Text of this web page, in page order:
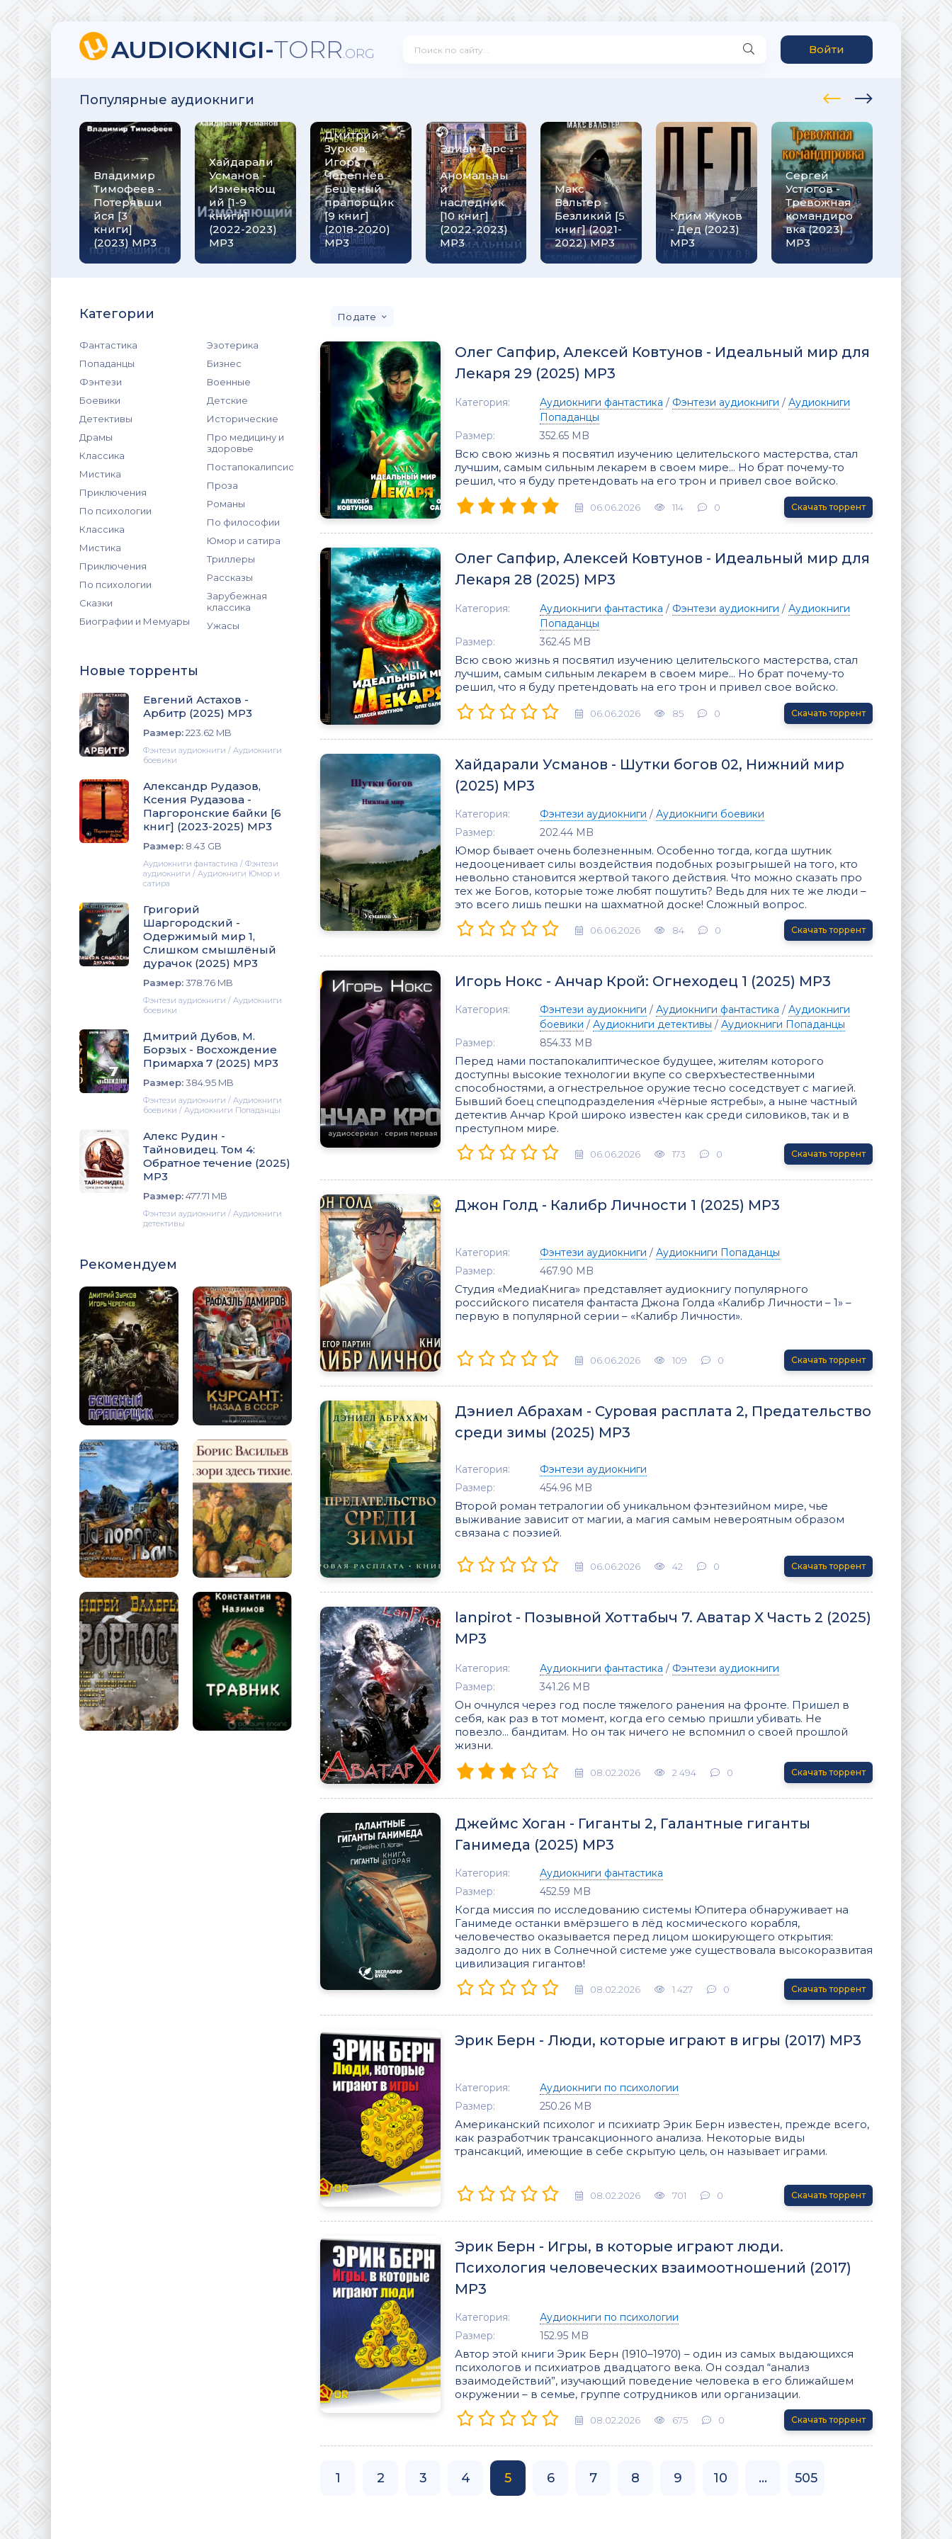
AUDIOKNIGI-TORR.ORG Войти
Популярные аудиокниги
Владимир
Тимофеев -
Потерявши
йся [3
книги]
(2023) МР3
Хайдарали
Усманов -
Изменяющ
ий [1-9
книги]
(2022-2023)
МР3
Дмитрий
Зурков,
Игорь
Черепнёв -
Бешеный
прапорщик
[9 книг]
(2018-2020)
МР3
Элиан Тарс
-
Аномальны
й
наследник
[10 книг]
(2022-2023)
MP3
Макс
Вальтер -
Безликий [5
книг] (2021-
2022) МР3
Клим Жуков
- Дед (2023)
MP3
Сергей
Устюгов -
Тревожная
командиро
вка (2023)
МР3
Категории
Фантастика
Попаданцы
Фэнтези
Боевики
Детективы
Драмы
Классика
Мистика
Приключения
По психологии
Классика
Мистика
Приключения
По психологии
Сказки
Биографии и Мемуары
Эзотерика
Бизнес
Военные
Детские
Исторические
Про медицину и
здоровье
Постапокалипсис
Проза
Романы
По философии
Юмор и сатира
Триллеры
Рассказы
Зарубежная
классика
Ужасы
Новые торренты
Евгений Астахов -
Арбитр (2025) МР3
Размер:223.62 MB
Фэнтези аудиокниги / Аудиокниги
боевики
Александр Рудазов,
Ксения Рудазова -
Паргоронские байки [6
книг] (2023-2025) МР3
Размер: 8.43 GB
Аудиокниги фантастика / Фэнтези
аудиокниги / Аудиокниги Юмор и
сатира
Григорий
Шаргородский -
Одержимый мир 1,
Слишком смышлёный
дурачок (2025) МР3
Размер:378.76 MB
Фэнтези аудиокниги / Аудиокниги
боевики
Дмитрий Дубов, М.
Борзых - Восхождение
Примарха 7 (2025) МР3
Размер:384.95 MB
Фэнтези аудиокниги / Аудиокниги
боевики / Аудиокниги Попаданцы
Алекс Рудин -
Тайновидец. Том 4:
Обратное течение (2025)
МР3
Размер:477.71 MB
Фэнтези аудиокниги / Аудиокниги
детективы
Рекомендуем
дате
Олег Сапфир, Алексей Ковтунов - Идеальный мир для
Лекаря 29 (2025) МР3
Категория: Аудиокниги фантастика / Фэнтези аудиокниги / Аудиокниги
Попаданцы
Размер:
352.65 MB
Всю свою жизнь я посвятил изучению целительского мастерства, стал
лучшим, самым сильным лекарем в своем мире... Но брат почему-то
решил, что я буду претендовать на его трон и привел свое войско.
06.06.2026 114 0 Скачать торрент
Олег Сапфир, Алексей Ковтунов - Идеальный мир для
Лекаря 28 (2025) МР3
Категория: Аудиокниги фантастика / Фэнтези аудиокниги / Аудиокниги
Попаданцы
Размер:
362.45 MB
Всю свою жизнь я посвятил изучению целительского мастерства, стал
лучшим, самым сильным лекарем в своем мире... Но брат почему-то
решил, что я буду претендовать на его трон и привел свое войско.
06.06.2026 85 0 Скачать торрент
Хайдарали Усманов - Шутки богов 02, Нижний мир
(2025) МР3
Категория: Фэнтези аудиокниги / Аудиокниги боевики
Размер:
202.44 MB
Юмор бывает очень болезненным. Особенно тогда, когда шутник
недооценивает силы воздействия подобных розыгрышей на того, кто
невольно становится жертвой такого действия. Что можно сказать про
тех же Богов, которые тоже любят пошутить? Ведь для них те же люди –
это всего лишь пешки на шахматной доске! Сложный вопрос.
06.06.2026 84 0 Скачать торрент
Игорь Нокс - Анчар Крой: Огнеходец 1 (2025) МР3
Категория: Фэнтези аудиокниги / Аудиокниги фантастика / Аудиокниги
боевики / Аудиокниги детективы / Аудиокниги Попаданцы
Размер:
854.33 MB
Перед нами постапокалиптическое будущее, жителям которого
доступны высокие технологии вкупе со сверхъестественными
способностями, а огнестрельное оружие тесно соседствует с магией.
Бывший боец спецподразделения «Чёрные ястребы», а ныне частный
детектив Анчар Крой широко известен как среди силовиков, так и в
преступном мире.
06.06.2026 173 0 Скачать торрент
Джон Голд - Калибр Личности 1 (2025) МР3
Категория: Фэнтези аудиокниги / Аудиокниги Попаданцы
Размер:
467.90 MB
Студия «МедиаКнига» представляет аудиокнигу популярного
российского писателя фантаста Джона Голда «Калибр Личности – 1» –
первую в популярной серии – «Калибр Личности».
06.06.2026 109 0 Скачать торрент
Дэниел Абрахам - Суровая расплата 2, Предательство
среди зимы (2025) МР3
Категория:
Фэнтези аудиокниги
Размер:
454.96 MB
Второй роман тетралогии об уникальном фэнтезийном мире, чье
выживание зависит от магии, а магия самым невероятным образом
связана с поэзией.
06.06.2026 42 0 Скачать торрент
lanpirot - Позывной Хоттабыч 7. Аватар Х Часть 2 (2025)
МР3
Категория: Аудиокниги фантастика / Фэнтези аудиокниги
Размер:
341.26 MB
Он очнулся через год после тяжелого ранения на фронте. Пришел в
себя, как раз в тот момент, когда его семью пришли убивать. Не
повезло... бандитам. Но он так ничего не вспомнил о своей прошлой
жизни.
08.02.2026 2 494 0 Скачать торрент
Джеймс Хоган - Гиганты 2, Галантные гиганты
Ганимеда (2025) МР3
Категория:
Аудиокниги фантастика
Размер:
452.59 MB
Когда миссия по исследованию системы Юпитера обнаруживает на
Ганимеде останки вмёрзшего в лёд космического корабля,
человечество оказывается перед лицом шокирующего открытия:
задолго до них в Солнечной системе уже существовала высокоразвитая
цивилизация гигантов!
08.02.2026 1 427 0 Скачать торрент
Эрик Берн - Люди, которые играют в игры (2017) MP3
Категория:
Аудиокниги по психологии
Размер:
250.26 MB
Американский психолог и психиатр Эрик Берн известен, прежде всего,
как разработчик трансакционного анализа. Некоторые виды
трансакций, имеющие в себе скрытую цель, он называет играми.
08.02.2026 701 0 Скачать торрент
Эрик Берн - Игры, в которые играют люди.
Психология человеческих взаимоотношений (2017)
MP3
Категория:
Аудиокниги по психологии
Размер:
152.95 MB
Автор этой книги Эрик Берн (1910–1970) – один из самых выдающихся
психологов и психиатров двадцатого века. Он создал “анализ
взаимодействий”, изучающий поведение человека в его ближайшем
окружении – в семье, группе сотрудников или организации.
08.02.2026 675 0 Скачать торрент
1 2 3 4 5 6 7 8 9 10 ... 505